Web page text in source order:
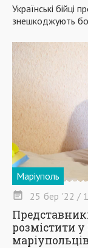
Українські
знешкоджують
Маріуполь
25 бер '22 /
розмістити
маріупольців